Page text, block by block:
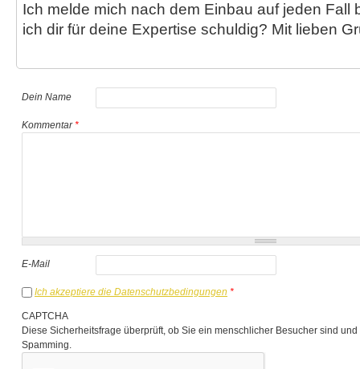
Ich melde mich nach dem Einbau auf jeden Fall
ich dir für deine Expertise schuldig? Mit lieben
Dein Name
Kommentar*
E-Mail
Ich akzeptiere die Datenschutzbedingungen *
CAPTCHA
Diese Sicherheitsfrage überprüft, ob Sie ein menschlicher Besucher sind
Spamming.